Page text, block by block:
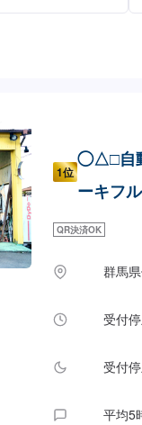
1位
◯△□自
ーキフ
QR決済OK
群馬
受付
受付
平均5